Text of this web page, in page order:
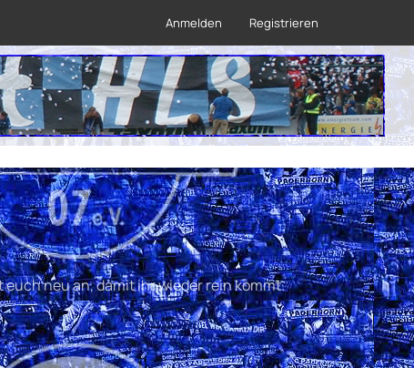
Anmelden Registrieren
neu an, damit ihr wieder rein kommt.